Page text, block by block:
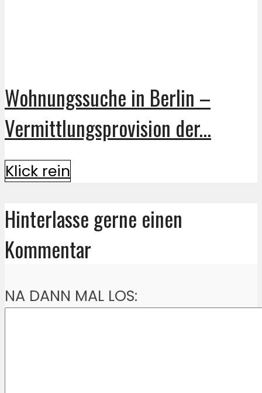
Wohnungssuche in Berlin –
Vermittlungsprovision der...
Klick rein
Hinterlasse gerne einen
Kommentar
NA DANN MAL LOS: